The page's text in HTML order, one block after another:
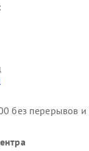
без перерывов